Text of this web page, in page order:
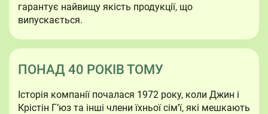
гарантує найвищу якість продукції, що
випускається.
ПОНАД 40 РОКІВ ТОМУ
Історія компанії почалася 1972 року, коли Джин і
Крістін Г’юз та інші члени їхньої сім’ї, які мешкають